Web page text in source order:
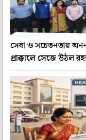
সেবা ও সচেতনতায়
প্রাক্কালে সেজে উঠল